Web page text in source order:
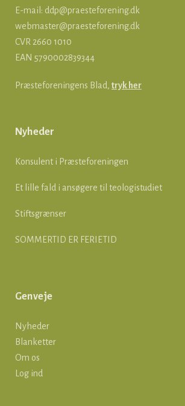
E-mail: ddp@praesteforening.dk
webmaster@praesteforening.dk
CVR 2660 1010
EAN 5790002839344
Præsteforeningens Blad, tryk her
Nyheder
Konsulent i Præsteforeningen
Et lille fald i ansøgere til teologistudiet
Stiftsgrænser
SOMMERTID ER FERIETID
Genveje
Nyheder
Blanketter
Om os
Log ind